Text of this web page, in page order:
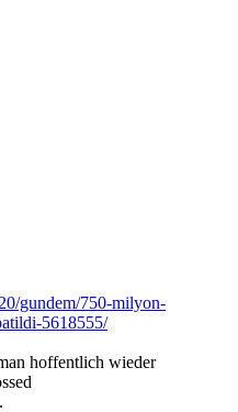
gundem/750-milyon-
5618555/
hoffentlich wieder